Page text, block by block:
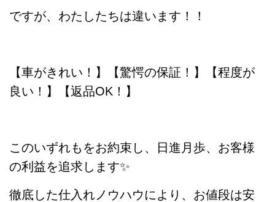
ですが、わたしたちは違います！！
【車がきれい！】【驚愕の保証！】【程度が
良い！】【返品OK！】
このいずれもをお約束し、日進月歩、お客様
の利益を追求します✨
徹底した仕入れノウハウにより、お値段は安